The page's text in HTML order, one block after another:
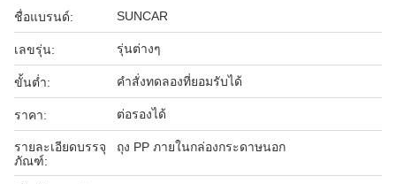
ชื่อแบรนด์: SUNCAR
เลขรุ่น: รุ่นต่างๆ
ขั้นต่ำ: คำสั่งทดลองที่ยอมรับได้
ราคา: ต่อรองได้
รายละเอียดบรรจุ
ภัณฑ์:
ถุง PP ภายในกล่องกระดาษนอก